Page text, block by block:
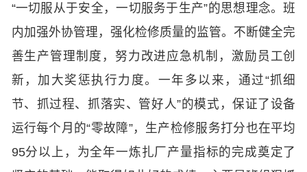
“一切服从于安全，一切服务于生产”的思想理念。班
内加强外协管理，强化检修质量的监管。不断健全完
善生产管理制度，努力改进应急机制，激励员工创
新，加大奖惩执行力度。一年多以来，通过“抓细
节、抓过程、抓落实、管好人”的模式，保证了设备
运行每个月的“零故障”，生产检修服务打分也在平均
95分以上，为全年一炼扎厂产量指标的完成奠定了